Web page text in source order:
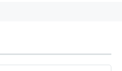
。ミノワマンに判定勝ち。
にアームロックで一本勝ち。
女子大学生と入籍。2011年1